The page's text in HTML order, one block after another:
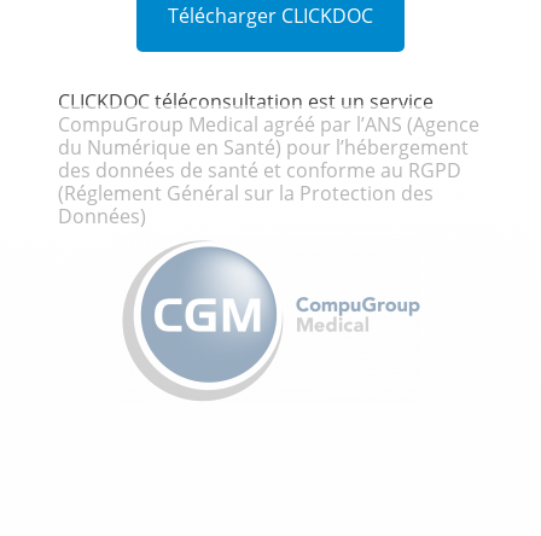
Télécharger CLICKDOC
CLICKDOC téléconsultation est un service
CompuGroup Medical agréé par l’ANS (Agence
du Numérique en Santé) pour l’hébergement
des données de santé et conforme au RGPD
(Réglement Général sur la Protection des
Données)